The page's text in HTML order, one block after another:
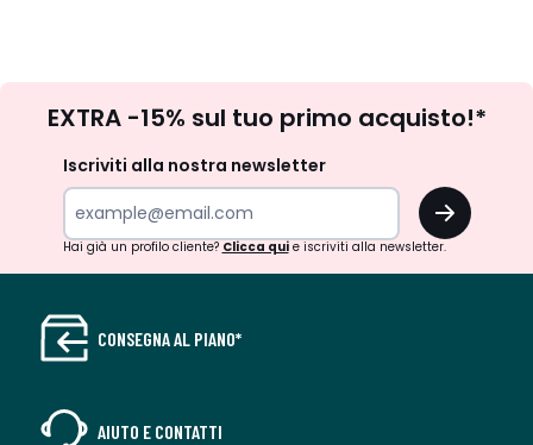
newsletter
EXTRA -15% sul tuo primo acquisto!*
Iscriviti alla nostra newsletter
OK
Hai già un profilo cliente? Clicca quie iscriviti alla newsletter.
CONSEGNA AL PIANO*
AIUTO E CONTATTI